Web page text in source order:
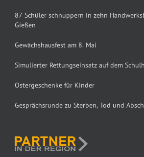
87 Schüler schnuppern in zehn
Gießen
Gewächshausfest am 8. Mai
Simulierter Rettungseinsatz auf dem
Ostergeschenke für Kinder
Gesprächsrunde zu Sterben, Tod und